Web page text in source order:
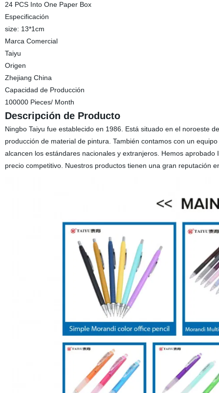
24 PCS Into One Paper Box
Especificación
size: 13*1cm
Marca Comercial
Taiyu
Origen
Zhejiang China
Capacidad de Producción
100000 Pieces/ Month
Descripción de Producto
Ningbo Taiyu fue establecido en 1986. Está situado en el noroeste
producción de material de pintura. También contamos con un
alcancen los estándares nacionales y extranjeros. Hemos
precio competitivo. Nuestros productos tienen una gran reputación